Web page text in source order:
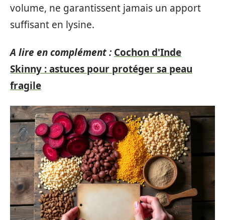
volume, ne garantissent jamais un apport
suffisant en lysine.
A lire en complément : Cochon d'Inde
Skinny : astuces pour protéger sa peau
fragile